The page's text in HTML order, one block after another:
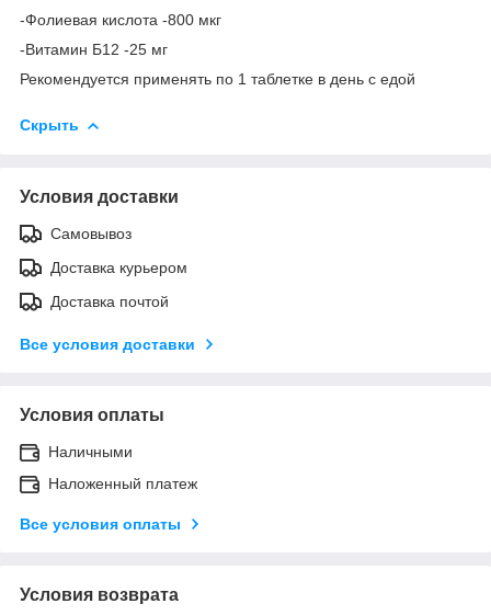
-Фолиевая кислота -800 мкг
-Витамин Б12 -25 мг
Рекомендуется применять по 1 таблетке в день с едой
Скрыть
Условия доставки
Самовывоз
Доставка курьером
Доставка почтой
Все условия доставки
Условия оплаты
Наличными
Наложенный платеж
Все условия оплаты
Условия возврата